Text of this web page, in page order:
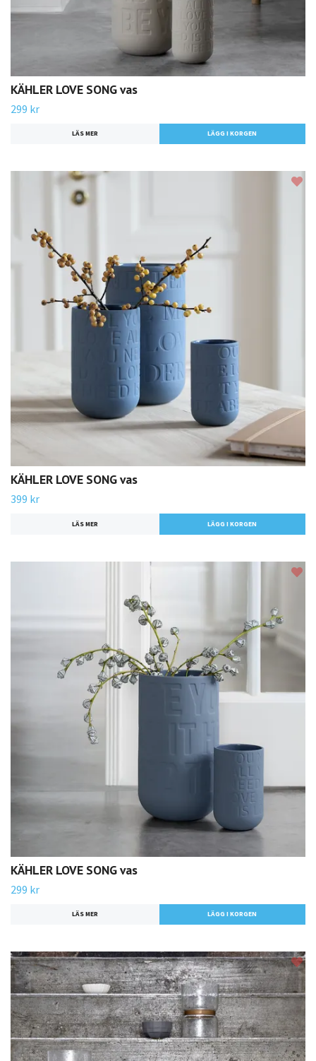
KÄHLER LOVE SONG vas
299 kr
LÄS MER
KÄHLER LOVE SONG vas
399 kr
LÄS MER
KÄHLER LOVE SONG vas
299 kr
LÄS MER